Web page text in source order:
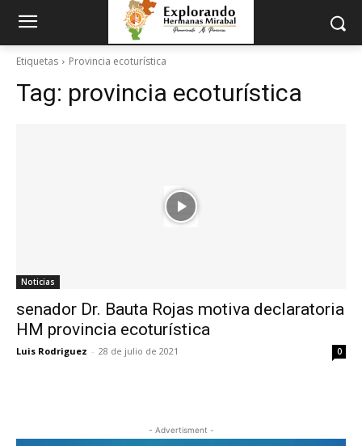
Etiquetas Provincia ecoturística
Tag: provincia ecoturística
Noticias
senador Dr. Bauta Rojas motiva declaratoria
HM provincia ecoturística
Luis Rodriguez - 28 de julio de 2021 0
- Advertisment -